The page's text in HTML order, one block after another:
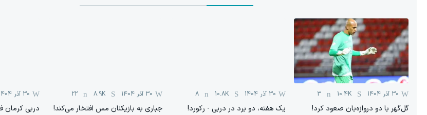
30 آذر 1404 10.4K
3
گل‌گهر با دو دروازه‌بان صعود کرد!
30 آذر 1404 10.8K
8
یک هفته، دو برد در دربی - رکورد!
30 آذر 1404 8.9K
22
جباری به بازیکنان مس افتخار می‌کند!
30 آذر 1404
دربی کرمان